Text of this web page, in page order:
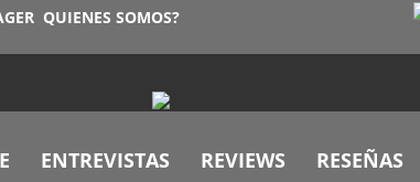
QUIENES SOMOS?
ENTREVISTAS REVIEWS RESEÑAS